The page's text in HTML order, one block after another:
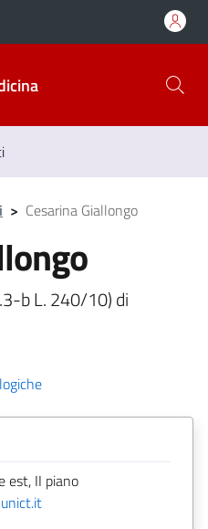
> Cesarina Giallongo
b L. 240/10) di
est, II piano